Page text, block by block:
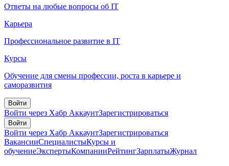
Ответы на любые вопросы об IT
Карьера
Профессиональное развитие в IT
Курсы
Обучение для смены профессии, роста в карьере и
саморазвития
Войти
Войти через Хабр АккаунтЗарегистрироваться
Войти
Войти через Хабр АккаунтЗарегистрироваться
ВакансииСпециалистыКурсы и
обучениеЭкспертыКомпанииРейтингЗарплатыЖурнал